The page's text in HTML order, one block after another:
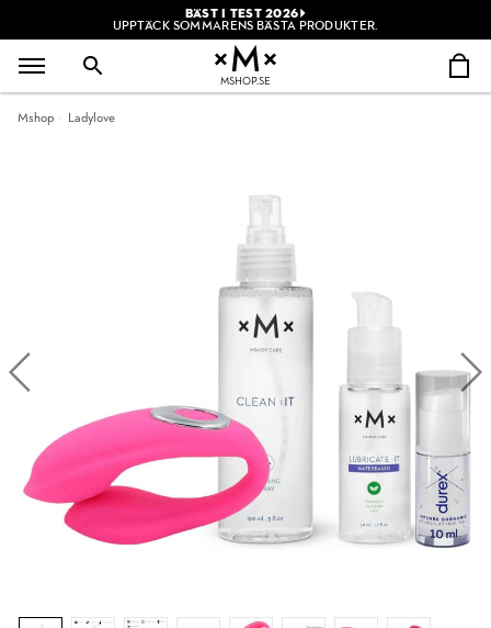
BÄST I TEST 2026
UPPTÄCK SOMMARENS BÄSTA PRODUKTER.
MSHOP.SE
Mshop Ladylove